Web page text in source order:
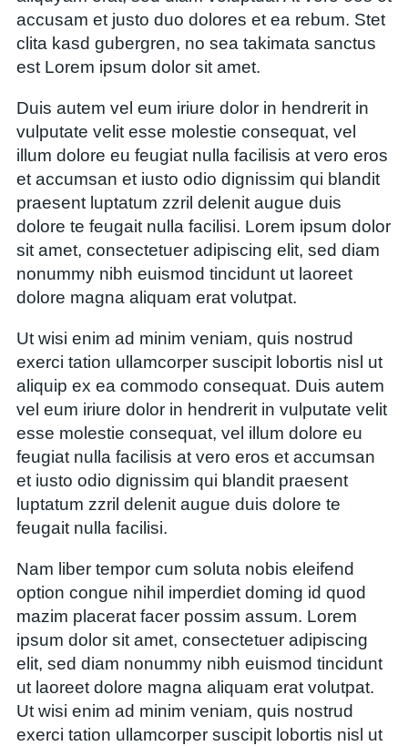
accusam et justo duo dolores et ea rebum. Stet
clita kasd gubergren, no sea takimata sanctus
est Lorem ipsum dolor sit amet.
Duis autem vel eum iriure dolor in hendrerit in
vulputate velit esse molestie consequat, vel
illum dolore eu feugiat nulla facilisis at vero eros
et accumsan et iusto odio dignissim qui blandit
praesent luptatum zzril delenit augue duis
dolore te feugait nulla facilisi. Lorem ipsum dolor
sit amet, consectetuer adipiscing elit, sed diam
nonummy nibh euismod tincidunt ut laoreet
dolore magna aliquam erat volutpat.
Ut wisi enim ad minim veniam, quis nostrud
exerci tation ullamcorper suscipit lobortis nisl ut
aliquip ex ea commodo consequat. Duis autem
vel eum iriure dolor in hendrerit in vulputate velit
esse molestie consequat, vel illum dolore eu
feugiat nulla facilisis at vero eros et accumsan
et iusto odio dignissim qui blandit praesent
luptatum zzril delenit augue duis dolore te
feugait nulla facilisi.
Nam liber tempor cum soluta nobis eleifend
option congue nihil imperdiet doming id quod
mazim placerat facer possim assum. Lorem
ipsum dolor sit amet, consectetuer adipiscing
elit, sed diam nonummy nibh euismod tincidunt
ut laoreet dolore magna aliquam erat volutpat.
Ut wisi enim ad minim veniam, quis nostrud
exerci tation ullamcorper suscipit lobortis nisl ut